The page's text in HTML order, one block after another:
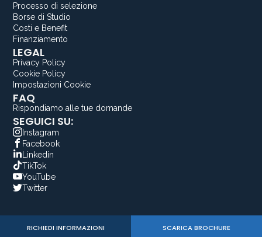
Processo di selezione
Borse di Studio
Costi e Benefit
Finanziamento
LEGAL
Privacy Policy
Cookie Policy
Impostazioni Cookie
FAQ
Rispondiamo alle tue domande
SEGUICI SU:
Instagram
Facebook
Linkedin
TikTok
YouTube
Twitter
RICHIEDI INFORMAZIONI SCARICA BROCHURE